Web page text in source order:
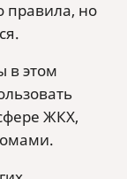
правила, но
в этом
ЖКХ,